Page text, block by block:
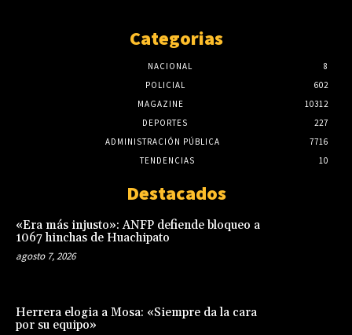
Categorias
NACIONAL
8
POLICIAL
602
MAGAZINE
10312
DEPORTES
227
ADMINISTRACIÓN PÚBLICA
7716
TENDENCIAS
10
Destacados
«Era más injusto»: ANFP defiende bloqueo a
1067 hinchas de Huachipato
agosto 7, 2026
Herrera elogia a Mosa: «Siempre da la cara
por su equipo»